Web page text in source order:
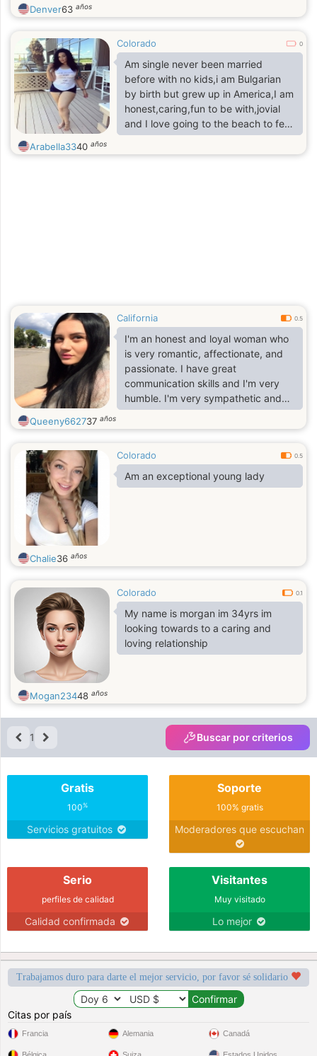
Denver63 años
Colorado 0
Am single never been married
before with no kids,i am Bulgarian
by birth but grew up in America,I am
honest,caring,fun to be with,jovial
and I love going to the beach to feel
the nature.
Arabella3340 años
California 0.5
I'm an honest and loyal woman who
is very romantic, affectionate, and
passionate. I have great
communication skills and I'm very
humble. I'm very sympathetic and
put others first. I'm a family oriented
person and love being around my
and always on time. When I see
something I want I go for it I don't
like wasting my time. Because life is
Queeny662737 años
Colorado 0.5
Am an exceptional young lady
Chalie36 años
Colorado 0.1
My name is morgan im 34yrs im
looking towards to a caring and
loving relationship
Mogan23448 años
1 Buscar por criterios
Gratis
100%
Servicios gratuitos
Soporte
100% gratis
Moderadores que escuchan
Serio
perfiles de calidad
Calidad confirmada
Visitantes
Muy visitado
Lo mejor
Trabajamos duro para darte el mejor servicio, por favor sé solidario
Citas por país
Francia Alemania Canadá